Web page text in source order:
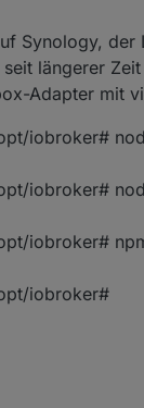
Synology, der
längerer
Adapter mit
iobroker#
iobroker#
iobroker#
iobroker#